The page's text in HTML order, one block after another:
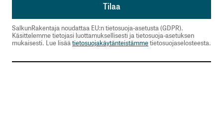
SalkunRakentaja noudattaa EU:n tietosuoja-asetusta (GDPR).
Käsittelemme tietojasi luottamuksellisesti ja tietosuoja-asetuksen
mukaisesti. Lue lisää tietosuojakäytänteistämmetietosuojaselosteesta.